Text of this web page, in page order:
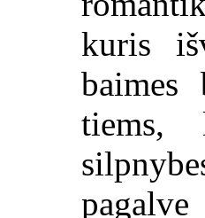
kuris
baimes
tiems,